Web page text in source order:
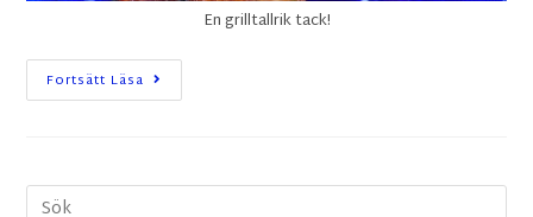
En grilltallrik tack!
Fortsätt Läsa